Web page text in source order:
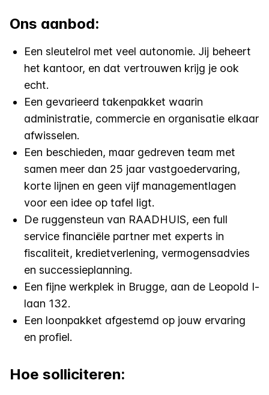
Ons aanbod:
Een sleutelrol met veel autonomie. Jij beheert
het kantoor, en dat vertrouwen krijg je ook
echt.
Een gevarieerd takenpakket waarin
administratie, commercie en organisatie elkaar
afwisselen.
Een beschieden, maar gedreven team met
samen meer dan 25 jaar vastgoedervaring,
korte lijnen en geen vijf managementlagen
voor een idee op tafel ligt.
De ruggensteun van RAADHUIS, een full
service financiële partner met experts in
fiscaliteit, kredietverlening, vermogensadvies
en successieplanning.
Een fijne werkplek in Brugge, aan de Leopold I-
laan 132.
Een loonpakket afgestemd op jouw ervaring
en profiel.
Hoe solliciteren: